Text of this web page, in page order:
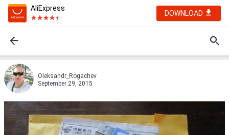
AliExpress
DOWNLOAD
Oleksandr_Rogachev
September 29, 2015